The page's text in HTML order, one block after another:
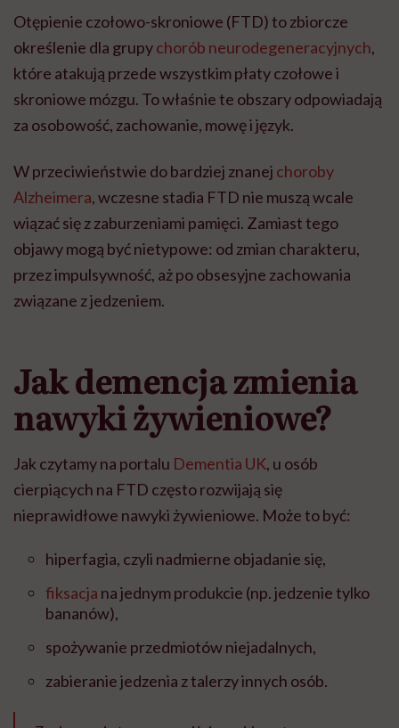
Otępienie czołowo-skroniowe (FTD) to zbiorcze
określenie dla grupychorób neurodegeneracyjnych,
które atakują przede wszystkim płaty czołowe i
skroniowe mózgu. To właśnie te obszary odpowiadają
za osobowość, zachowanie, mowę i język.
W przeciwieństwie do bardziej znanej choroby
Alzheimera, wczesne stadia FTD nie muszą wcale
wiązać się z zaburzeniami pamięci. Zamiast tego
objawy mogą być nietypowe: od zmian charakteru,
przez impulsywność, aż po obsesyjne zachowania
związane z jedzeniem.
Jak demencja zmienia
nawyki żywieniowe?
Jak czytamy na portalu Dementia UK, u osób
cierpiących na FTD często rozwijają się
nieprawidłowe nawyki żywieniowe. Może to być:
hiperfagia, czyli nadmierne objadanie się,
fiksacja na jednym produkcie (np. jedzenie tylko
bananów),
spożywanie przedmiotów niejadalnych,
zabieranie jedzenia z talerzy innych osób.